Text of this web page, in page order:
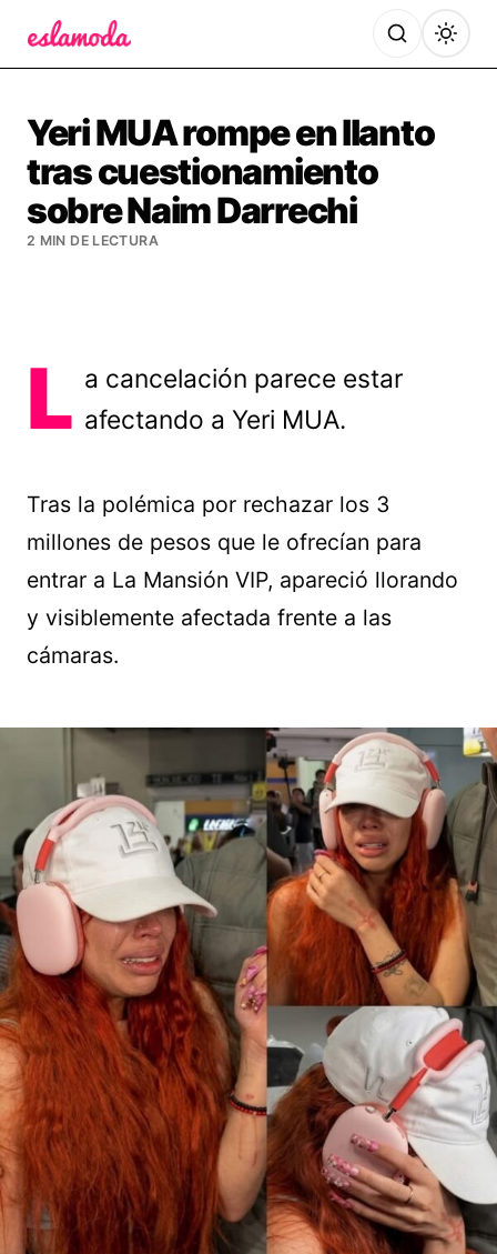
Yeri MUA rompe en llanto
tras cuestionamiento
sobre Naim Darrechi
2 MIN DE LECTURA
L a cancelación parece estar
afectando a Yeri MUA.
Tras la polémica por rechazar los 3
millones de pesos que le ofrecían para
entrar a La Mansión VIP, apareció llorando
y visiblemente afectada frente a las
cámaras.